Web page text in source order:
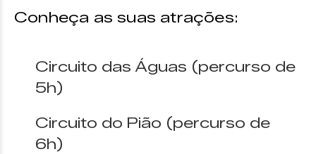
Conheça as suas atrações:
Circuito das Águas (percurso de
5h)
Circuito do Pião (percurso de
6h)